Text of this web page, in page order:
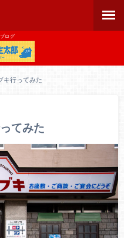
ログ
キ行ってみた
てみた